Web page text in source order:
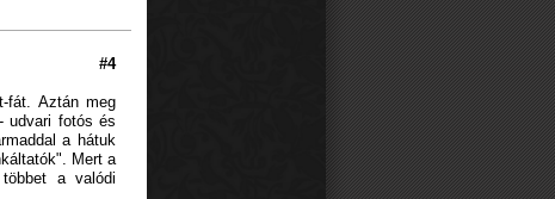
#4
fát. Aztán meg
udvari fotós és
a hátuk
Mert a
a valódi